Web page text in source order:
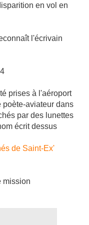
en vol en
l'écrivain
prises à l'aéroport
poète-aviateur dans
par des lunettes
écrit dessus
de Saint-Ex'